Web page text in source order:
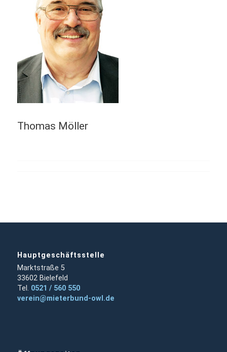
Thomas Möller
Hauptgeschäftsstelle
Marktstraße 5
33602 Bielefeld
Tel. 0521 / 560 550
verein@mieterbund-owl.de